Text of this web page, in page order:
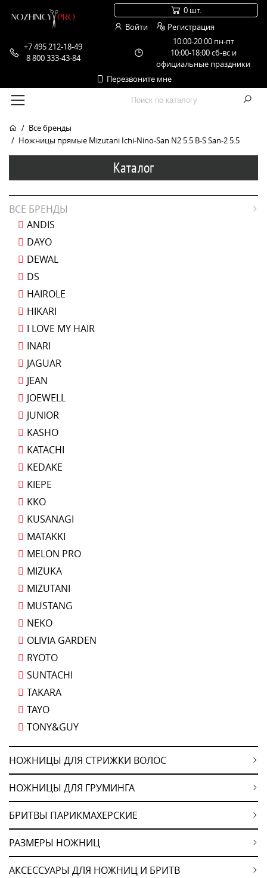
+7 495 212-18-49
8 800 333-43-84
10:00-20:00 пн-пт
10:00-18:00 сб-вс и
официальные праздники
Перезвоните мне
0 шт.
Войти
Регистрация
Все бренды
Ножницы прямые Mizutani Ichi-Nino-San N2 5.5 B-S San-2 5.5
Каталог
ВСЕ БРЕНДЫ
ANDIS
DAYO
DEWAL
DS
HAIROLE
HIKARI
I LOVE MY HAIR
INARI
JAGUAR
JEAN
JOEWELL
JUNIOR
KASHO
KATACHI
KEDAKE
KIEPE
KKO
KUSANAGI
MATAKKI
MELON PRO
MIZUKA
MIZUTANI
MUSTANG
NEKO
OLIVIA GARDEN
RYOTO
SUNTACHI
TAKARA
TAYO
TONY&GUY
НОЖНИЦЫ ДЛЯ СТРИЖКИ ВОЛОС
НОЖНИЦЫ ДЛЯ ГРУМИНГА
БРИТВЫ ПАРИКМАХЕРСКИЕ
РАЗМЕРЫ НОЖНИЦ
АКСЕССУАРЫ ДЛЯ НОЖНИЦ И БРИТВ